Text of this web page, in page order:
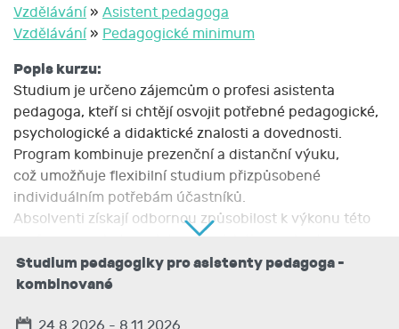
Vzdělávání» Asistent pedagoga
Vzdělávání» Pedagogické minimum
Popis kurzu:
Studium je určeno zájemcům o profesi asistenta
pedagoga, kteří si chtějí osvojit potřebné pedagogické,
psychologické a didaktické znalosti a dovednosti.
Program kombinuje prezenční a distanční výuku,
což umožňuje flexibilní studium přizpůsobené
individuálním potřebám účastníků.
Absolventi získají odbornou způsobilost k výkonu této
profese v souladu s platnou legislativou a budou
připraveni efektivně podporovat žáky se specifickými
vzdělávacími potřebami ve školním prostředí.
Studium je realizováno v souladu s § 22 odst. 1 písm. c)
Studium pedagogiky pro asistenty pedagoga -
kombinované
24.8.2026 - 8.11.2026